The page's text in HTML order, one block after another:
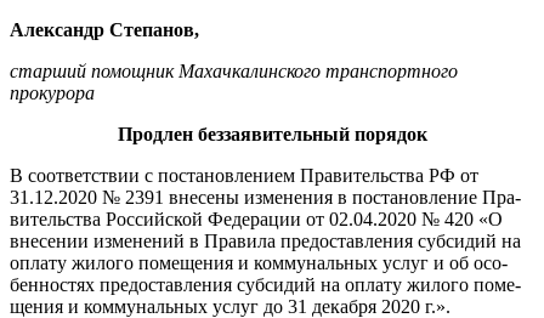
Александр Степанов,
старший помощник Махачкалинского транспортного
прокурора
Продлен беззаявительный порядок
В соответствии с постанов­лением Правительства РФ от
31.12.2020 № 2391 внесены из­менения в постановление Пра­
вительства Российской Феде­рации от 02.04.2020 № 420 «О
внесении изменений в Прави­ла предоставления субсидий на
оплату жилого помещения и коммунальных услуг и об осо­
бенностях предоставления суб­сидий на оплату жилого поме­
щения и коммунальных услуг до 31 декабря 2020 г.».